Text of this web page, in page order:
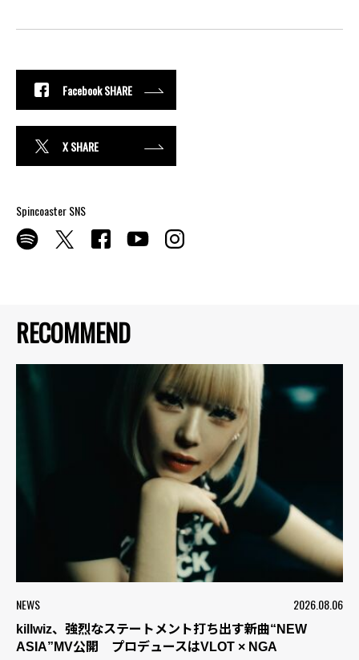
RECOMMEND
NEWS 2026.08.06
killwiz、強烈なステートメント打ち出す新曲“NEW
ASIA”MV公開 プロデュースはVLOT × NGA
Facebook SHARE
X SHARE
Spincoaster SNS